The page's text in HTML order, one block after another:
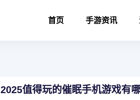
首页 手游资讯
2025值得玩的催眠手机游戏有